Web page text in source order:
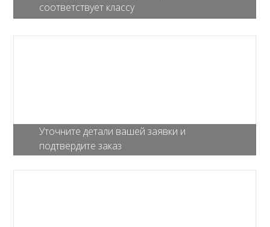
Уточните детали вашей заявки и
подтвердите заказ
соответствует классу